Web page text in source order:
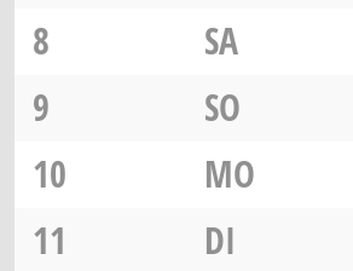
8
SA
9
SO
10
MO
11
DI